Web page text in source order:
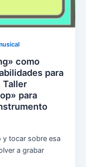
como
para
Taller
para
y tocar sobre esa
a grabar